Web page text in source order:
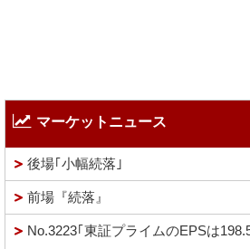
マーケットニュース
後場｢小幅続落｣
前場『続落』
No.3223｢東証プライムのEPSは